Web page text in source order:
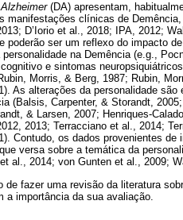
Alzheimer(DA) apresentam,
manifestações clínicas de
D’Iorio et al., 2018; IPA, 2012;
poderão ser um reflexo do impacto
na Demência (e.g.,
e sintomas
Morris, & Berg, 1987; Rubin,
As alterações da personalidade
(Balsis, Carpenter, & Storandt,
& Larsen, 2007; Henriques-
2013; Terracciano et al., 2014;
Contudo, os dados provenientes
versa sobre a temática da
al., 2014; von Gunten et al., 2009;
de fazer uma revisão da literatura
a importância da sua avaliação.